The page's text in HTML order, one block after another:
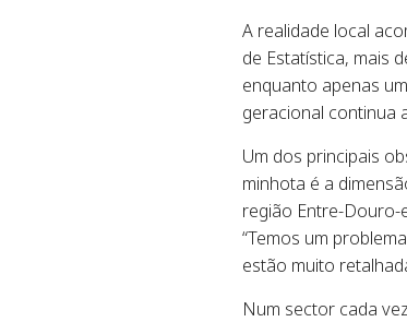
A realidade local
de Estatística, mais
enquanto apenas
geracional continua
Um dos principais
minhota é a
região Entre-Douro-
“Temos um
estão muito
Num sector cada